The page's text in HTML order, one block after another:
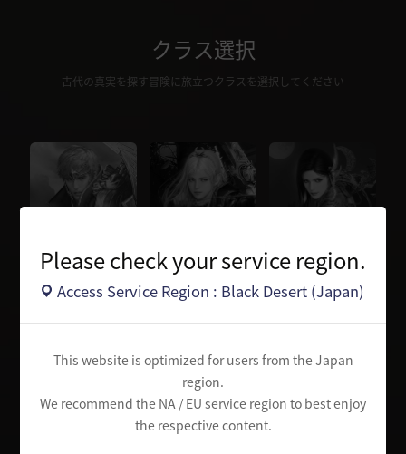
Please check your service region.
Access Service Region : Black Desert (Japan)
This website is optimized for users from the Japan
region.
We recommend the NA / EU service region to best enjoy
the respective content.
クラス選択
古代の真実を探す冒険に旅立つクラスを選択してください
レンジャー ソーサレス
リトルサマナー